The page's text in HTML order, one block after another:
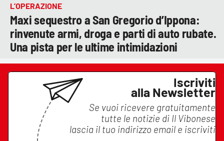
L’OPERAZIONE
Maxi sequestro a San Gregorio d’Ippona:
rinvenute armi, droga e parti di auto rubate.
Una pista per le ultime intimidazioni
Iscriviti
alla Newsletter
Se vuoi ricevere gratuitamente
tutte le notizie di Il Vibonese
lascia il tuo indirizzo email e iscriviti